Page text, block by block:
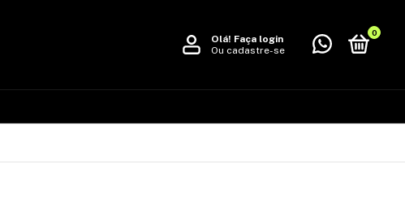
Olá! Faça login
Ou cadastre-se
0